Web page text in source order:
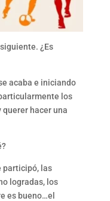
¿Es
acaba e iniciando
los
hacer una
participó, las
logradas, los
es bueno…el